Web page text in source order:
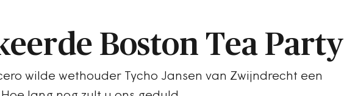
Boston Tea Party
wilde wethouder Tycho Jansen van Zwijndrecht een